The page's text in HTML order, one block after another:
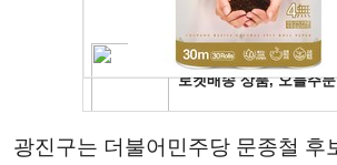
광진구는 더불어민주당 문종철 후